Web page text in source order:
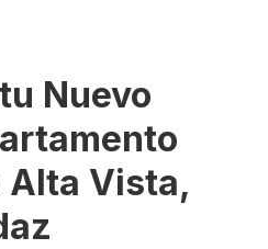
Nuevo
Alta Vista,